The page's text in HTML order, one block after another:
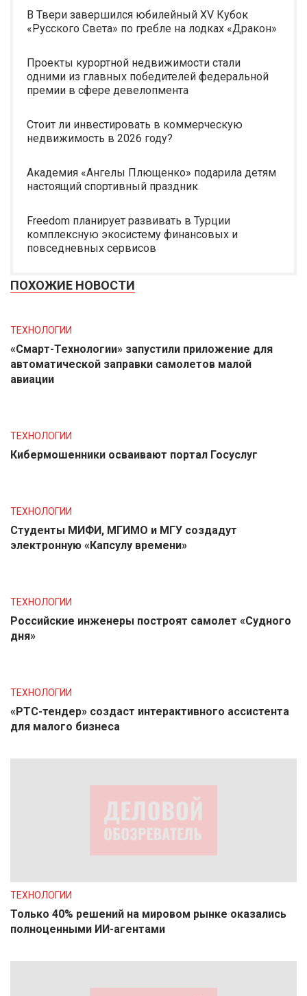
В Твери завершился юбилейный XV Кубок
«Русского Света» по гребле на лодках «Дракон»
Проекты курортной недвижимости стали
одними из главных победителей федеральной
премии в сфере девелопмента
Стоит ли инвестировать в коммерческую
недвижимость в 2026 году?
Академия «Ангелы Плющенко» подарила детям
настоящий спортивный праздник
Freedom планирует развивать в Турции
комплексную экосистему финансовых и
повседневных сервисов
ПОХОЖИЕ НОВОСТИ
ТЕХНОЛОГИИ
«Смарт-Технологии» запустили приложение для
автоматической заправки самолетов малой
авиации
ТЕХНОЛОГИИ
Кибермошенники осваивают портал Госуслуг
ТЕХНОЛОГИИ
Студенты МИФИ, МГИМО и МГУ создадут
электронную «Капсулу времени»
ТЕХНОЛОГИИ
Российские инженеры построят самолет «Судного
дня»
ТЕХНОЛОГИИ
«РТС-тендер» создаст интерактивного ассистента
для малого бизнеса
ТЕХНОЛОГИИ
Только 40% решений на мировом рынке оказались
полноценными ИИ-агентами